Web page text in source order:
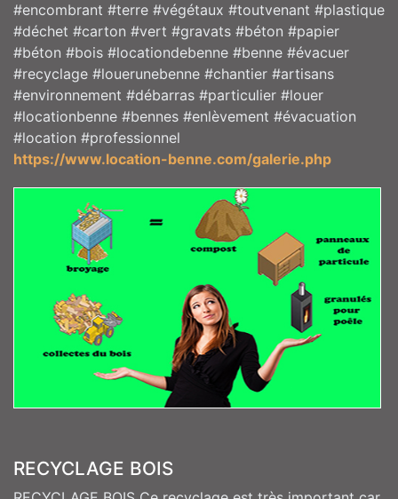
#encombrant #terre #végétaux #toutvenant #plastique
#déchet #carton #vert #gravats #béton #papier
#béton #bois #locationdebenne #benne #évacuer
#recyclage #louerunebenne #chantier #artisans
#environnement #débarras #particulier #louer
#locationbenne #bennes #enlèvement #évacuation
#location #professionnel
https://www.location-benne.com/galerie.php
RECYCLAGE BOIS